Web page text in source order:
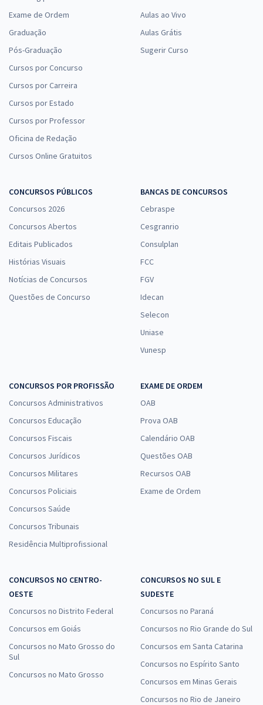
Exame de Ordem
Graduação
Pós-Graduação
Cursos por Concurso
Cursos por Carreira
Cursos por Estado
Cursos por Professor
Oficina de Redação
Cursos Online Gratuitos
Aulas ao Vivo
Aulas Grátis
Sugerir Curso
CONCURSOS PÚBLICOS
Concursos 2026
Concursos Abertos
Editais Publicados
Histórias Visuais
Notícias de Concursos
Questões de Concurso
BANCAS DE CONCURSOS
Cebraspe
Cesgranrio
Consulplan
FCC
FGV
Idecan
Selecon
Uniase
Vunesp
CONCURSOS POR PROFISSÃO
Concursos Administrativos
Concursos Educação
Concursos Fiscais
Concursos Jurídicos
Concursos Militares
Concursos Policiais
Concursos Saúde
Concursos Tribunais
Residência Multiprofissional
EXAME DE ORDEM
OAB
Prova OAB
Calendário OAB
Questões OAB
Recursos OAB
Exame de Ordem
CONCURSOS NO CENTRO-
OESTE
Concursos no Distrito Federal
Concursos em Goiás
Concursos no Mato Grosso do
Sul
Concursos no Mato Grosso
CONCURSOS NO SUL E
SUDESTE
Concursos no Paraná
Concursos no Rio Grande do Sul
Concursos em Santa Catarina
Concursos no Espírito Santo
Concursos em Minas Gerais
Concursos no Rio de Janeiro